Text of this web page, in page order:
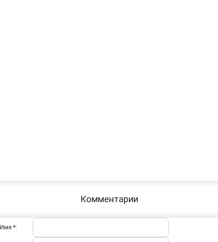
Комментарии
Имя *: